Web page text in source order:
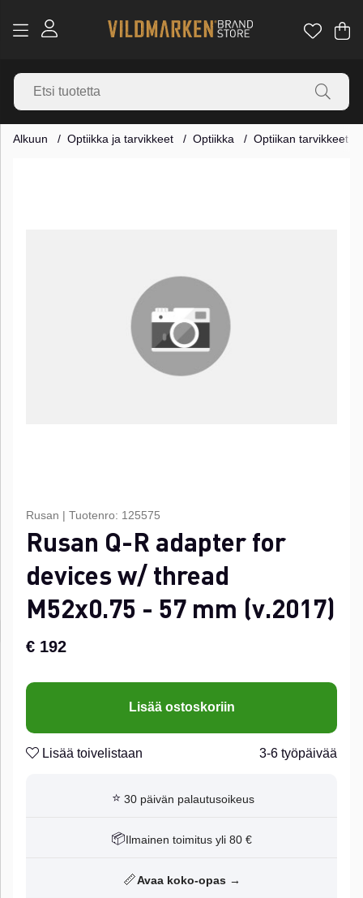
.
Alkuun Optiikka ja tarvikkeet Optiikka Optiikan tarvikkeet
Rusan | Tuotenro: 125575
Rusan Q-R adapter for
devices w/ thread
M52x0.75 - 57 mm (v.2017)
€ 192
Lisää ostoskoriin
Lisää toivelistaan 3-6 työpäivää
⭐ 30 päivän palautusoikeus
📦 Ilmainen toimitus yli 80 €
📏Avaa koko-opas →